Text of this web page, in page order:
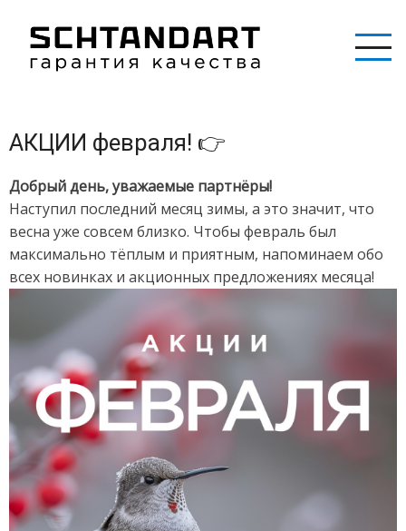
основному
АКЦИИ февраля! 👉
Добрый день, уважаемые партнёры!
Наступил последний месяц зимы, а это значит, что
весна уже совсем близко. Чтобы февраль был
максимально тёплым и приятным, напоминаем обо
всех новинках и акционных предложениях месяца!